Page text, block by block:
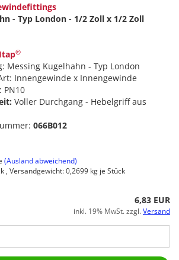
- Typ London - 1/2 Zoll x 1/2 Zoll
Itap©
Messing Kugelhahn - Typ London
Innengewinde x Innengewinde
PN10
Voller Durchgang - Hebelgriff aus
066B012
(Ausland abweichend)
, Versandgewicht:0,2699 kg je Stück
6,83 EUR
inkl. 19% MwSt. zzgl.Versand